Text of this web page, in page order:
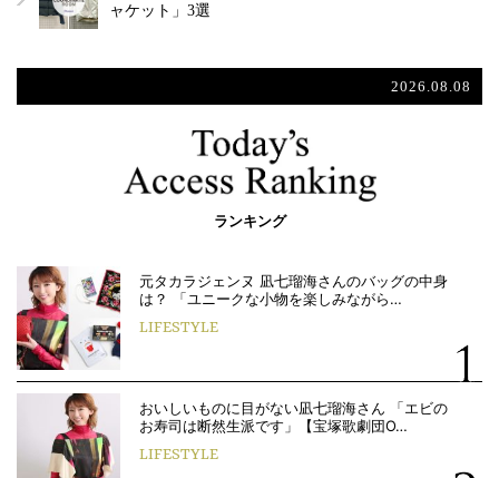
ャケット」3選
2026.08.08
ランキング
元タカラジェンヌ 凪七瑠海さんのバッグの中身
は？ 「ユニークな小物を楽しみながら…
LIFESTYLE
おいしいものに目がない凪七瑠海さん 「エビの
お寿司は断然生派です」【宝塚歌劇団O…
LIFESTYLE